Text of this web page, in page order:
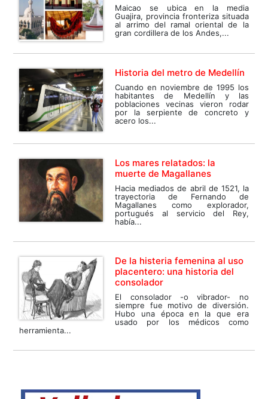
Maicao se ubica en la media
Guajira, provincia fronteriza situada
al arrimo del ramal oriental de la
gran cordillera de los Andes,...
Historia del metro de Medellín
Cuando en noviembre de 1995 los
habitantes de Medellín y las
poblaciones vecinas vieron rodar
por la serpiente de concreto y
acero los...
Los mares relatados: la
muerte de Magallanes
Hacia mediados de abril de 1521, la
trayectoria de Fernando de
Magallanes como explorador,
portugués al servicio del Rey,
había...
De la histeria femenina al uso
placentero: una historia del
consolador
El consolador -o vibrador- no
siempre fue motivo de diversión.
Hubo una época en la que era
usado por los médicos como
herramienta...